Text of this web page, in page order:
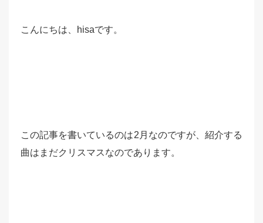
こんにちは、hisaです。
この記事を書いているのは2月なのですが、紹介する
曲はまだクリスマスなのであります。